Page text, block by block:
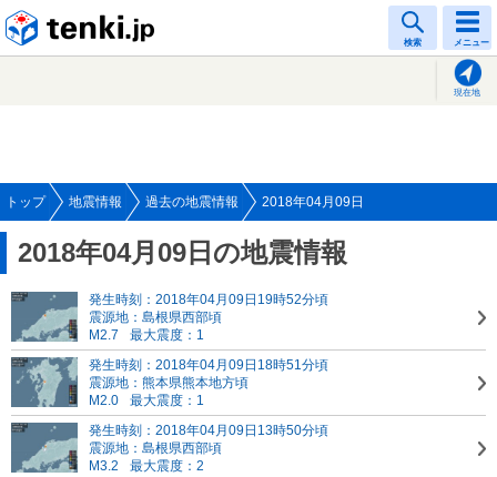
検索 メニュー
現在地
トップ 地震情報 過去の地震情報 2018年04月09日
2018年04月09日の地震情報
発生時刻：2018年04月09日19時52分頃
震源地：島根県西部頃
M2.7
最大震度：1
発生時刻：2018年04月09日18時51分頃
震源地：熊本県熊本地方頃
M2.0
最大震度：1
発生時刻：2018年04月09日13時50分頃
震源地：島根県西部頃
M3.2
最大震度：2